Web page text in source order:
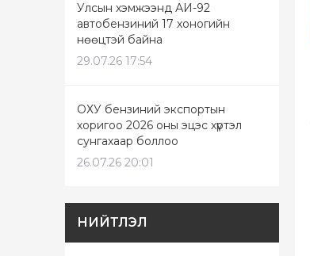
Улсын хэмжээнд АИ-92
автобензиний 17 хоногийн
нөөцтэй байна
29.07.26 17:54
ОХУ бензиний экспортын
хоригоо 2026 оны эцэс хүртэл
сунгахаар боллоо
26.07.26 20:01
НИЙТЛЭЛ